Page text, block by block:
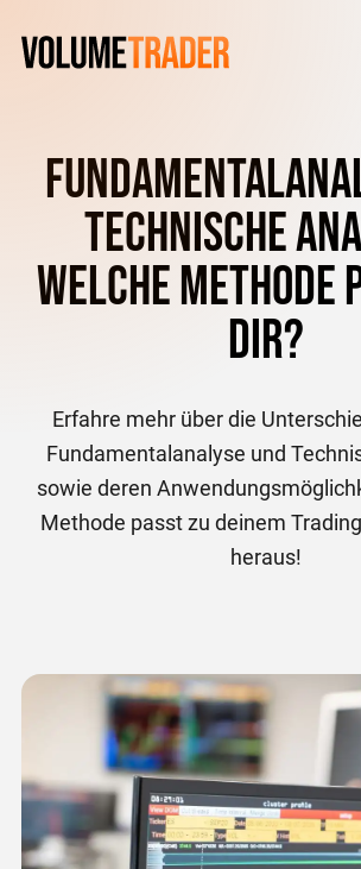
Technische
Welche Methode
dir?
Erfahre mehr über die
Fundamentalanalyse und
sowie deren
Methode passt zu deinem
heraus!